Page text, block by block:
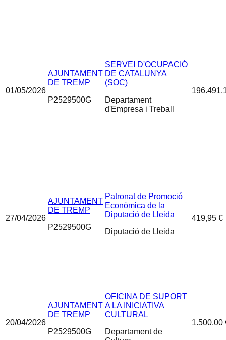
01/05/2026
AJUNTAMENT
DE TREMP
P2529500G
SERVEI D'OCUPACIÓ
DE CATALUNYA
(SOC)
Departament
d'Empresa i Treball
27/04/2026
AJUNTAMENT
DE TREMP
P2529500G
Patronat de Promoció
Econòmica de la
Diputació de Lleida
Diputació de Lleida
419,95 €
20/04/2026
AJUNTAMENT
DE TREMP
P2529500G
OFICINA DE SUPORT
A LA INICIATIVA
CULTURAL
Departament de
1.500,00